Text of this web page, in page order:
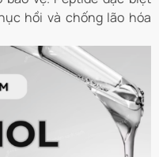
hồi và chống lão hóa